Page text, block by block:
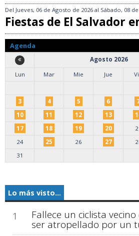
Del Jueves, 06 de Agosto de 2026 al Sábado, 08
Fiestas de El Salvador
Agenda
Agosto 2026
Lun
Mar Mie Jue
3
4 5 6
10
11 12 13
17
18 19 20
24
25 26 27
31
Lo más visto...
1 Fallece un ciclista
ser atropellado por un